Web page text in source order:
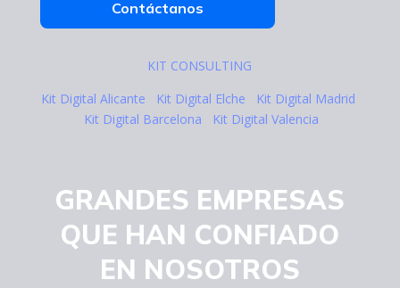
Contáctanos
KIT CONSULTING
Kit Digital Alicante
Kit Digital Elche
Kit Digital Madrid
Kit Digital Barcelona
Kit Digital Valencia
GRANDES EMPRESAS
QUE HAN CONFIADO
EN NOSOTROS